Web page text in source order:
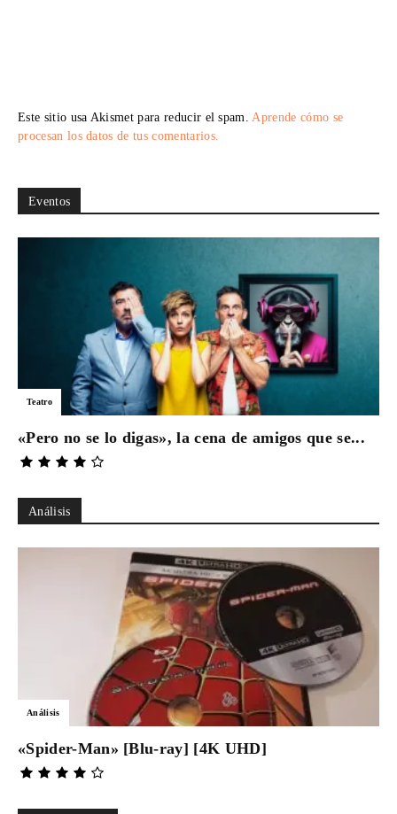
Este sitio usa Akismet para reducir el spam. Aprende cómo se
procesan los datos de tus comentarios.
Eventos
Teatro
«Pero no se lo digas», la cena de amigos que se...
Análisis
Análisis
«Spider-Man» [Blu-ray] [4K UHD]